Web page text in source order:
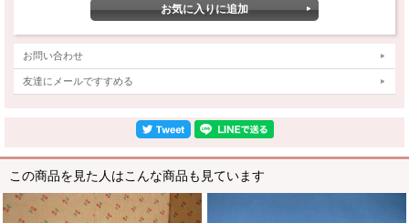
お問い合わせ
友達にメールですすめる
この商品を見た人はこんな商品も見ています